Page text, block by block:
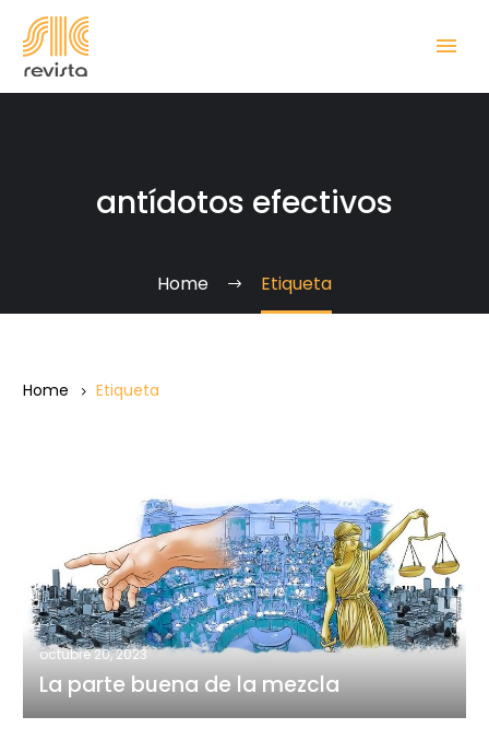
antídotos efectivos
Home Etiqueta
Home Etiqueta
la
mezcla
octubre 20, 2023
La parte buena de la mezcla